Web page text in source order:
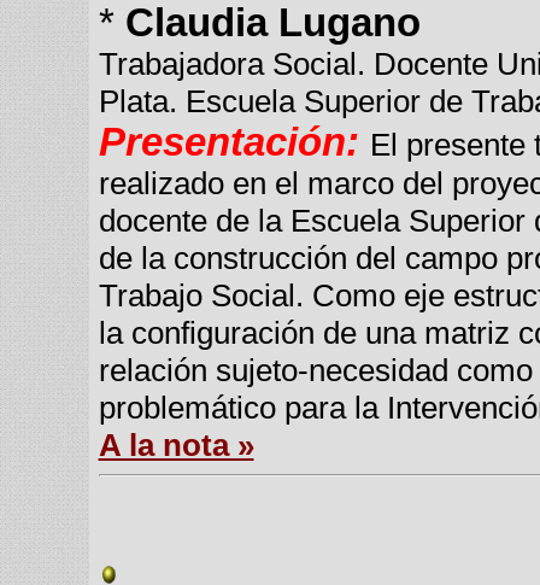
* Claudia Lugano
Trabajadora Social. Docente
Plata. Escuela Superior de
Presentación: El presente
realizado en el marco del
docente de la Escuela
de la construcción del campo
Trabajo Social. Como eje
la configuración de una matriz
relación sujeto-necesidad
problemático para la
A la nota »